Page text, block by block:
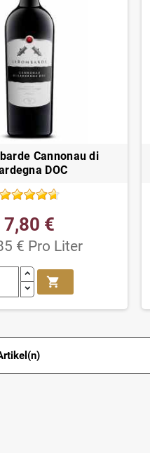
Cannonau di
DOC
7,80 €
€ Pro Liter
shopping_cart